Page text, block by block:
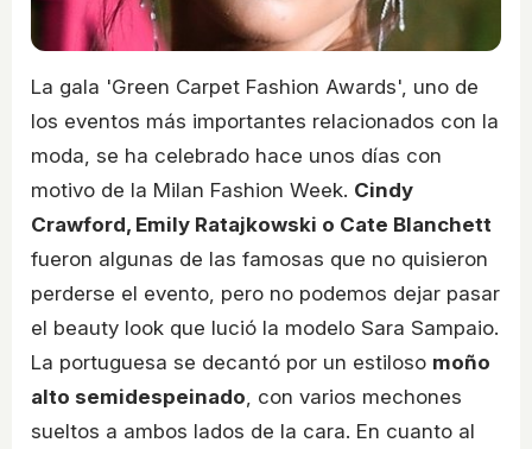
La gala 'Green Carpet Fashion Awards', uno de
los eventos más importantes relacionados con la
moda, se ha celebrado hace unos días con
motivo de la Milan Fashion Week. Cindy
Crawford, Emily Ratajkowski o Cate Blanchett
fueron algunas de las famosas que no quisieron
perderse el evento, pero no podemos dejar pasar
el beauty look que lució la modelo Sara Sampaio.
La portuguesa se decantó por un estiloso moño
alto semidespeinado, con varios mechones
sueltos a ambos lados de la cara. En cuanto al